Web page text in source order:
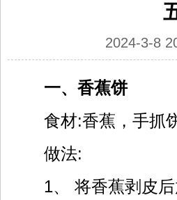
2024-3-8
一、香蕉饼
食材:香蕉，手抓
做法:
1、 将香蕉剥皮